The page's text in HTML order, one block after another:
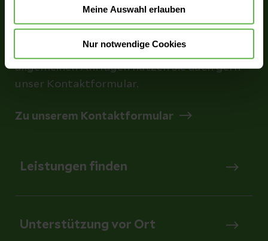
Meine Auswahl erlauben
Nur notwendige Cookies
Unterstützungsangeboten und
Serviceleistungen finden Sie hier. Bei
allgemeinen Anfragen nutzen Sie auch gern
unser Kontaktformular.
Zu unserem Kontaktformular
Leistungen finden
Unterstützung vor Ort